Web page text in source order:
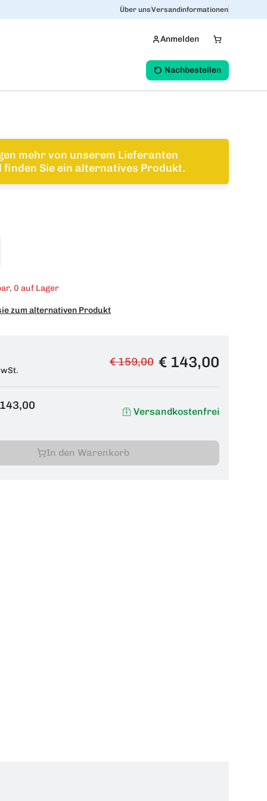
Über unsVersandinformationen
Anmelden
Nachbestellen
mehr von unserem Lieferanten
finden Sie ein alternatives Produkt.
0 auf Lager
zum alternativen Produkt
€ 159,00 € 143,00
Versandkostenfrei
In den Warenkorb